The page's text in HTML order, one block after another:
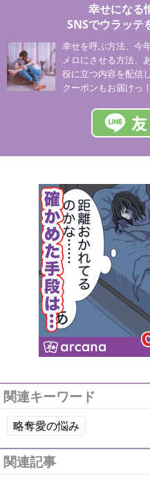
幸せになる
SNSでウラッテ
幸せを呼ぶ方法、今
メロにさせる方法、
役に立つ内容を配信
クーポンもお届けっ！
関連キーワード
略奪愛の悩み
関連記事